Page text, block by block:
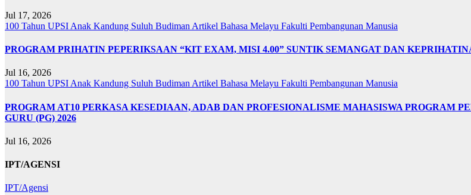
Jul 17, 2026
100 Tahun UPSI Anak Kandung Suluh Budiman Artikel Bahasa Melayu Fakulti Pembangunan Manusia
PROGRAM PRIHATIN PEPERIKSAAN “KIT EXAM, MISI 4.00” SUNTIK SEMANGAT DAN
Jul 16, 2026
100 Tahun UPSI Anak Kandung Suluh Budiman Artikel Bahasa Melayu Fakulti Pembangunan Manusia
PROGRAM AT10 PERKASA KESEDIAAN, ADAB DAN PROFESIONALISME MAHASISWA PROGRAM
GURU (PG) 2026
Jul 16, 2026
IPT/AGENSI
IPT/Agensi